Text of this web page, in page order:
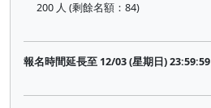
200 人 (剩餘名額：84)
報名時間延長至 12/03 (星期日) 23:59:59